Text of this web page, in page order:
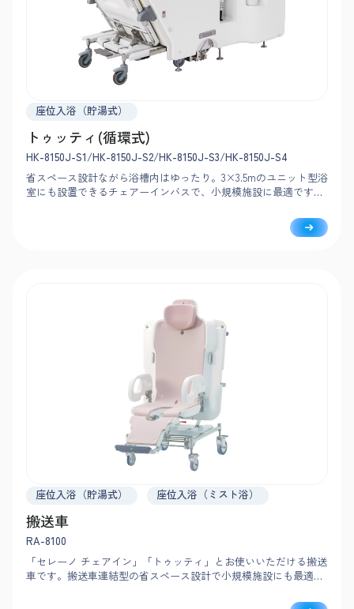
座位入浴（貯湯式）
トゥッティ(循環式)
HK-8150J-S1/HK-8150J-S2/HK-8150J-S3/HK-8150J-S4
省スペース設計ながら浴槽内はゆったり。3×3.5mのユニット型浴
室にも設置できるチェアーインバスで、小規模施設に最適です。
座位入浴（貯湯式） 座位入浴（ミスト浴）
搬送車
RA-8100
「セレーノ チェアイン」「トゥッティ」とお使いいただける搬送
車です。搬送車連結型の省スペース設計で小規模施設にも最適。